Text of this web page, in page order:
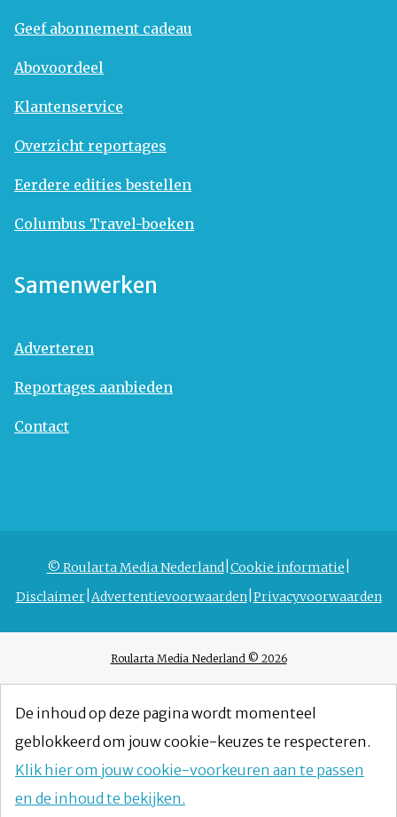
Geef abonnement cadeau
Abovoordeel
Klantenservice
Overzicht reportages
Eerdere edities bestellen
Columbus Travel-boeken
Samenwerken
Adverteren
Reportages aanbieden
Contact
© Roularta Media Nederland Cookie informatie
Disclaimer Advertentievoorwaarden Privacyvoorwaarden
Roularta Media Nederland © 2026
De inhoud op deze pagina wordt momenteel
geblokkeerd om jouw cookie-keuzes te respecteren.
Klik hier om jouw cookie-voorkeuren aan te passen
en de inhoud te bekijken.